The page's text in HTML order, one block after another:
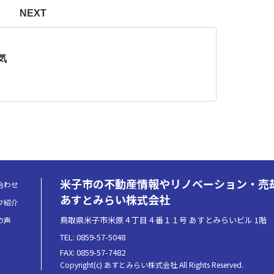
NEXT
わせ
紹介
声
米子市の不動産情報やリノベーション・売
あすとみらい株式会社
鳥取県米子市米原４丁目４番１１号 あすとみらいビル 1階
TEL: 0859-57-5048
FAX: 0859-57-7482
Copyright(c) あすとみらい株式会社 All Rights Reserved.